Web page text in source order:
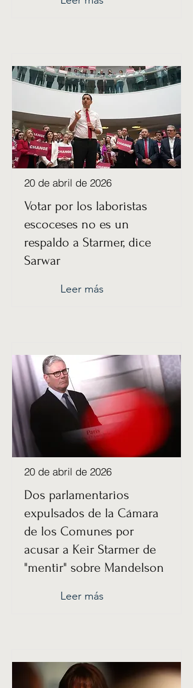
20 de abril de 2026
Votar por los laboristas
escoceses no es un
respaldo a Starmer, dice
Sarwar
Leer más
20 de abril de 2026
Dos parlamentarios
expulsados ​​de la Cámara
de los Comunes por
acusar a Keir Starmer de
"mentir" sobre Mandelson
Leer más